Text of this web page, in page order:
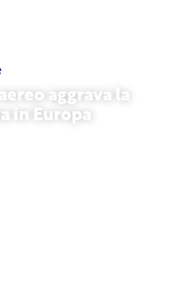
aggrava la
in Europa